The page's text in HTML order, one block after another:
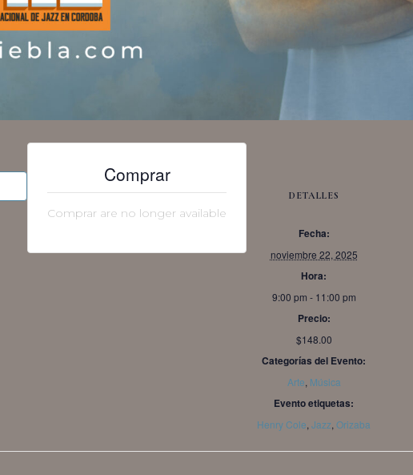
DETALLES
Fecha:
noviembre 22, 2025
Hora:
9:00 pm - 11:00 pm
Precio:
$148.00
Categorías del Evento:
Arte, Música
Evento etiquetas:
Henry Cole, Jazz, Orizaba
Comprar
Comprar are no longer available